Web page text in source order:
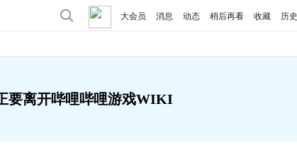
大会员 消息 动态 稍后再看 收藏 历史
要离开哔哩哔哩游戏WIKI